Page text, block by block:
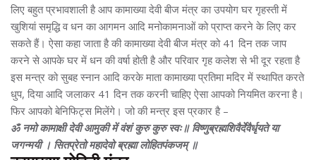
लिए बहुत प्रभावशाली है आप कामाख्या देवी बीज मंत्र का उपयोग घर गृहस्ती में
खुशियां समृद्धि व धन का आगमन आदि मनोकामनाओं को प्राप्त करने के लिए कर
सकते हैं। ऐसा कहा जाता है की कामाख्या देवी बीज मंत्र को 41 दिन तक जाप
करने से आपके घर में धन की वर्षा होती है और परिवार गृह कलेश से भी दूर रहता है
इस मन्त्र को सुबह स्नान आदि करके माता कामाख्या प्रतिमा मदिर में स्थापित करते
धुप, दिया आदि जलाकर 41 दिन तक करनी चाहिए ऐसा आपको नियमित करना है।
फिर आपको बेनिफिट्स मिलेंगे। जो की मन्त्र इस प्रकार है –
ॐ नमो कामाक्षी देवी आमुकी में वंशं कुरु कुरु स्वः॥ विष्णुब्रह्मशिवैर्देवैर्धृयते या
जगन्मयी । सितप्रेतो महादेवो ब्रह्मा लोहितपंकजम् ॥